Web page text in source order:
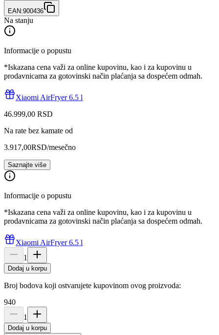
EAN:900436
Na stanju
Informacije o popustu
*Iskazana cena važi za online kupovinu, kao i za kupovinu u
prodavnicama za gotovinski način plaćanja sa dospećem odmah.
Xiaomi AirFryer 6.5 l
46.999,00 RSD
Na rate bez kamate od
3.917,00RSD/mesečno
Saznajte više
Informacije o popustu
*Iskazana cena važi za online kupovinu, kao i za kupovinu u
prodavnicama za gotovinski način plaćanja sa dospećem odmah.
Xiaomi AirFryer 6.5 l
1
Dodaj u korpu
Broj bodova koji ostvarujete kupovinom ovog proizvoda:
940
1
Dodaj u korpu